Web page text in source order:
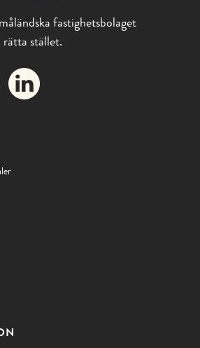
fastighetsbolaget
stället.